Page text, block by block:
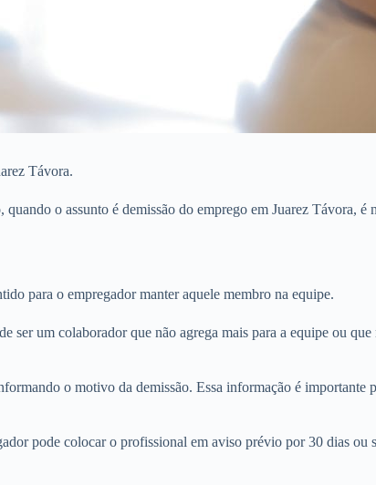
Távora.
o assunto é demissão do emprego em Juarez Távora, é
para o empregador manter aquele membro na equipe.
um colaborador que não agrega mais para a equipe ou
o motivo da demissão. Essa informação é importante
pode colocar o profissional em aviso prévio por 30 dias ou